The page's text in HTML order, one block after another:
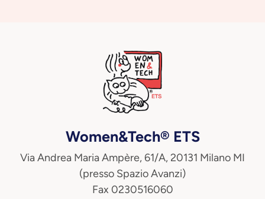
Women&Tech® ETS
Via Andrea Maria Ampère, 61/A, 20131 Milano MI
(presso Spazio Avanzi)
Fax 0230516060